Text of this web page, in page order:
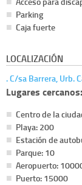
Parking
Caja fuerte
LOCALIZACIÓN
. C/sa Barrera, Urb.
Lugares cercanos:
Centro de la
Playa: 200
Estación de
Parque: 10
Aeropuerto:
Puerto: 15000